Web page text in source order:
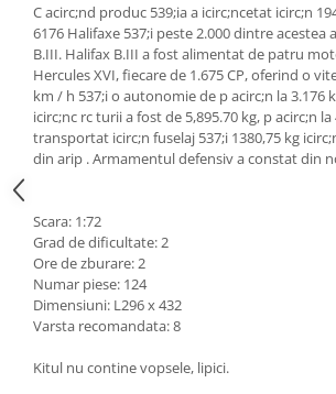
C acirc;nd produc 539;ia a icirc;ncetat icirc;n
6176 Halifaxe 537;i peste 2.000 dintre acestea
B.III. Halifax B.III a fost alimentat de patru
Hercules XVI, fiecare de 1.675 CP, oferind o
km / h 537;i o autonomie de p acirc;n la 3.176
icirc;nc rc turii a fost de 5,895.70 kg, p acirc;n
transportat icirc;n fuselaj 537;i 1380,75 kg
din arip .Armamentul defensiv a constat din
Scara: 1:72
Grad de dificultate: 2
Ore de zburare: 2
Numar piese: 124
Dimensiuni: L296 x 432
Varsta recomandata: 8
Kitul nu contine vopsele, lipici.